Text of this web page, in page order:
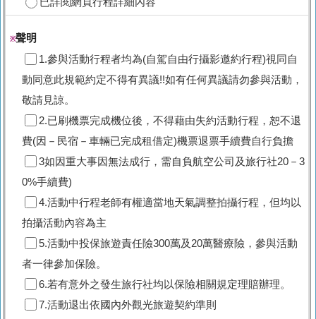
已詳閱網頁行程詳細內容
※聲明
1.參與活動行程者均為(自駕自由行攝影邀約行程)視同自
動同意此規範約定不得有異議!!如有任何異議請勿參與活動，
敬請見諒。
2.已刷機票完成機位後，不得藉由失約活動行程，恕不退
費(因－民宿－車輛已完成租借定)機票退票手續費自行負擔
3如因重大事因無法成行，需自負航空公司及旅行社20－3
0%手續費)
4.活動中行程老師有權適當地天氣調整拍攝行程，但均以
拍攝活動內容為主
5.活動中投保旅遊責任險300萬及20萬醫療險，參與活動
者一律參加保險。
6.若有意外之發生旅行社均以保險相關規定理賠辦理。
7.活動退出依國內外觀光旅遊契約準則